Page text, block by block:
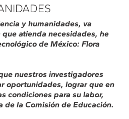
y humanidades, va
atienda necesidades, he
de México: Flora
nuestros investigadores
oportunidades, lograr que en
condiciones para su labor,
la Comisión de Educación.